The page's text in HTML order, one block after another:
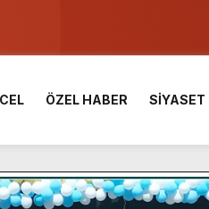
görev değişimi!
başvurularında son gün 7
güçlenerek ilerliyor.
ÖZEL HABER SİYASET